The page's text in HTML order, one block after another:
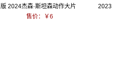
版 2024杰森·斯坦森动作大片
售价：￥6
2023